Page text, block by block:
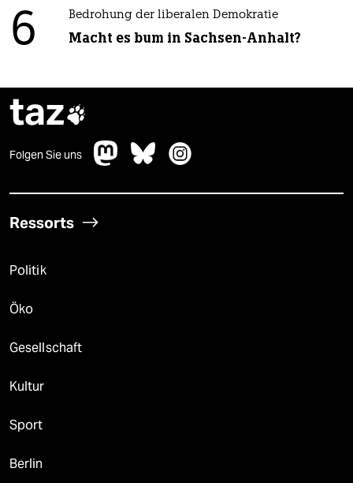
6 Bedrohung der liberalen Demokratie
Macht es bum in Sachsen-Anhalt?
taz
Folgen Sie uns
Ressorts
Politik
Öko
Gesellschaft
Kultur
Sport
Berlin